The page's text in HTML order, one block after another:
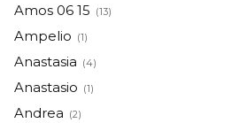
Amos 06 15 (13)
Ampelio (1)
Anastasia (4)
Anastasio (1)
Andrea (2)